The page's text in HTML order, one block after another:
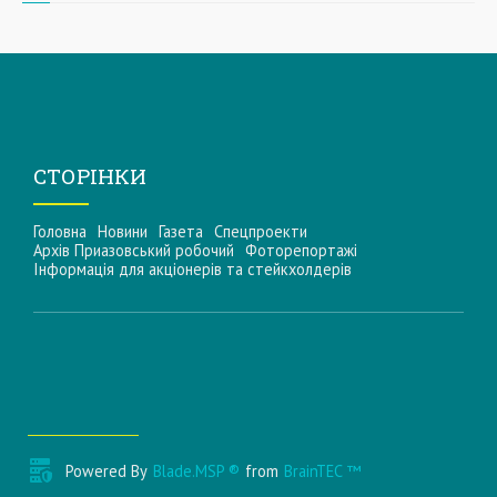
СТОРІНКИ
Головна Новини Газета Спецпроекти
Архів Приазовський робочий Фоторепортажі
Інформацiя для акцiонерiв та стейкхолдерiв
Powered By Blade.MSP ® from BrainTEC ™